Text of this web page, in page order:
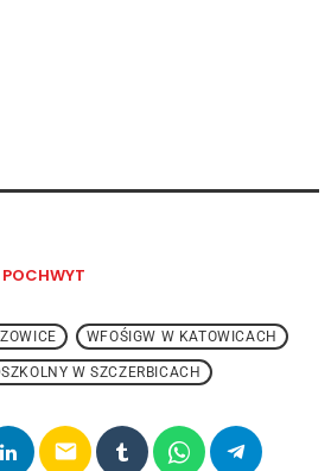
WFOŚIGW W KATOWICACH
W SZCZERBICACH
email